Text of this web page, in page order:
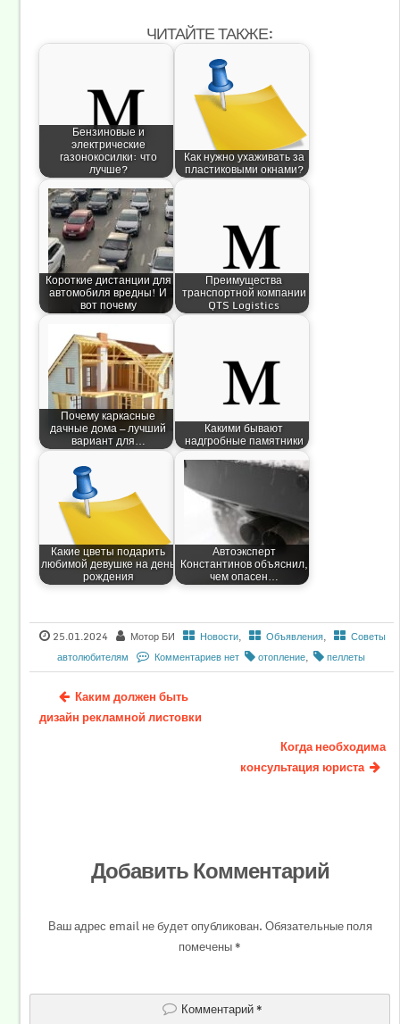
ЧИТАЙТЕ ТАКЖЕ:
Бензиновые и
электрические
газонокосилки: что
лучше?
Как нужно ухаживать за
пластиковыми окнами?
Короткие дистанции для
автомобиля вредны! И
вот почему
Преимущества
транспортной компании
QTS Logistics
Почему каркасные
дачные дома — лучший
вариант для…
Какими бывают
надгробные памятники
Какие цветы подарить
любимой девушке на день
рождения
Автоэксперт
Константинов объяснил,
чем опасен…
25.01.2024 Мотор БИ Новости, Объявления,
Советы
автолюбителям
Комментариев нет отопление, пеллеты
Каким должен быть
дизайн рекламной листовки
Когда необходима
консультация юриста
Добавить Комментарий
Ваш адрес email не будет опубликован.Обязательные поля
помечены*
Комментарий*